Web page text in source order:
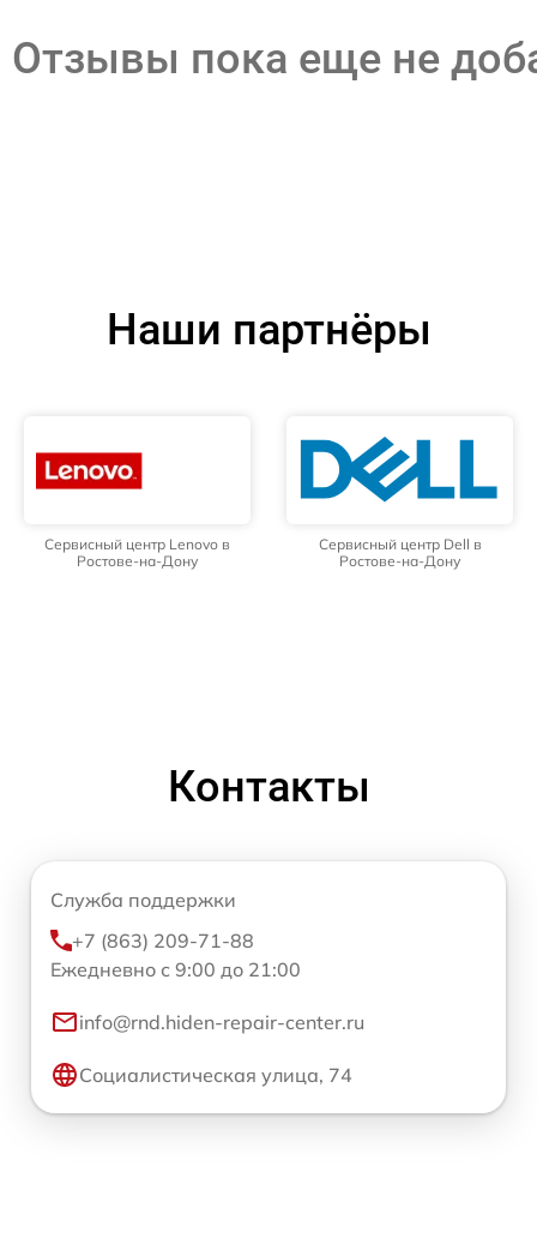
Отзывы пока еще не
Наши партнёры
Сервисный центр Lenovo в
Ростове-на-Дону
Сервисный центр Dell в
Ростове-на-Дону
Контакты
Служба поддержки
+7 (863) 209-71-88
Ежедневно с 9:00 до 21:00
info@rnd.hiden-repair-center.ru
Социалистическая улица, 74